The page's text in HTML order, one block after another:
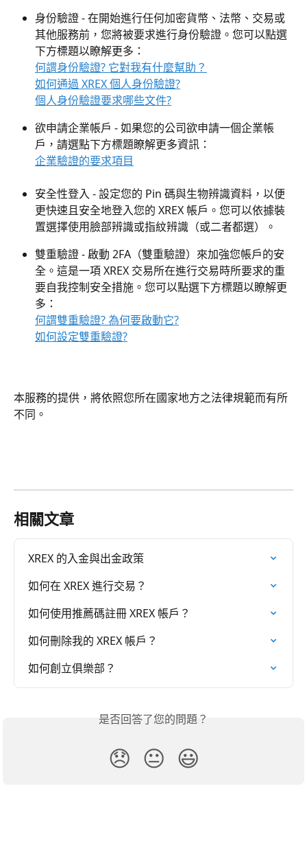
身份驗證 - 在開始進行任何加密貨幣、法幣、交易或
其他服務前，您將被要求進行身份驗證。您可以點選
下方標題以瞭解更多：
何謂身份驗證? 它對我有什麼幫助？
如何通過 XREX 個人身份驗證?
個人身份驗證要求哪些文件?
欲申請企業帳戶 - 如果您的公司欲申請一個企業帳
戶，請選點下方標題瞭解更多資訊：
企業驗證的要求項目
安全性登入 - 設定您的 Pin 碼與生物辨識資料，以便
更快速且安全地登入您的 XREX 帳戶。您可以依據裝
置選擇使用臉部辨識或指紋辨識（或二者都選）。
雙重驗證 - 啟動 2FA（雙重驗證）來加強您帳戶的安
全。這是一項 XREX 交易所在進行交易時所要求的重
要自我控制安全措施。您可以點選下方標題以瞭解更
多：
何謂雙重驗證? 為何要啟動它?
如何設定雙重驗證?
本服務的提供，將依照您所在國家地方之法律規範而有所
不同。
相關文章
XREX 的入金與出金政策
如何在 XREX 進行交易？
如何使用推薦碼註冊 XREX 帳戶？
如何刪除我的 XREX 帳戶？
如何創立俱樂部？
是否回答了您的問題？
😞 😐 😃